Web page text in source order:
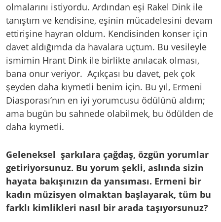
olmalarını istiyordu. Ardından eşi Rakel Dink ile
tanıştım ve kendisine, eşinin mücadelesini devam
ettirişine hayran oldum. Kendisinden konser için
davet aldığımda da havalara uçtum. Bu vesileyle
ismimin Hrant Dink ile birlikte anılacak olması,
bana onur veriyor. Açıkçası bu davet, pek çok
şeyden daha kıymetli benim için. Bu yıl, Ermeni
Diasporası’nın en iyi yorumcusu ödülünü aldım;
ama bugün bu sahnede olabilmek, bu ödülden de
daha kıymetli.
Geleneksel şarkılara çağdaş, özgün yorumlar
getiriyorsunuz. Bu yorum şekli, aslında sizin
hayata bakışınızın da yansıması. Ermeni bir
kadın müzisyen olmaktan başlayarak, tüm bu
farklı kimlikleri nasıl bir arada taşıyorsunuz?